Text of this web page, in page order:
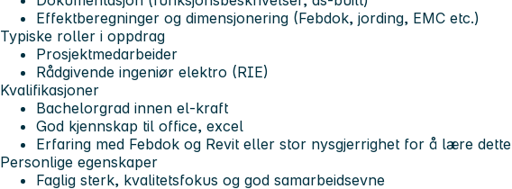
Effektberegninger og dimensjonering (Febdok, jording, EMC etc.)
Typiske roller i oppdrag
Prosjektmedarbeider
Rådgivende ingeniør elektro (RIE)
Kvalifikasjoner
Bachelorgrad innen el-kraft
God kjennskap til office, excel
Erfaring med Febdok og Revit eller stor nysgjerrighet for å lære dette
Personlige egenskaper
Faglig sterk, kvalitetsfokus og god samarbeidsevne